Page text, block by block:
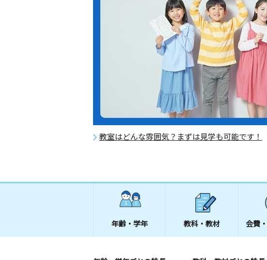
教室はどんな雰囲気？まずは見学も可能です！
年齢・学年 教科・教材 会費・